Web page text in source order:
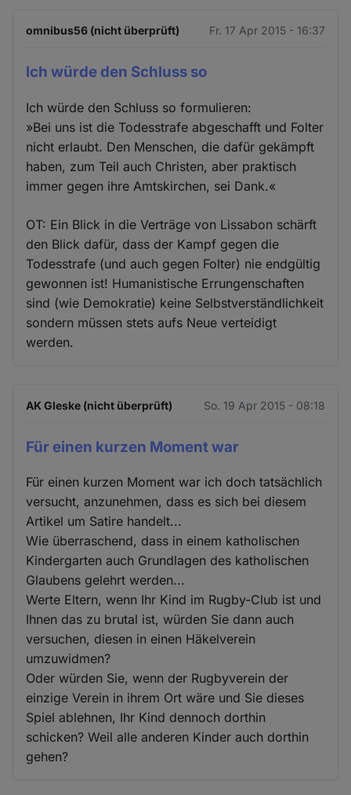
omnibus56 (nicht überprüft) Fr. 17 Apr 2015 - 16:37
Ich würde den Schluss so
Ich würde den Schluss so formulieren:
»Bei uns ist die Todesstrafe abgeschafft und Folter
nicht erlaubt. Den Menschen, die dafür gekämpft
haben, zum Teil auch Christen, aber praktisch
immer gegen ihre Amtskirchen, sei Dank.«
OT: Ein Blick in die Verträge von Lissabon schärft
den Blick dafür, dass der Kampf gegen die
Todesstrafe (und auch gegen Folter) nie endgültig
gewonnen ist! Humanistische Errungenschaften
sind (wie Demokratie) keine Selbstverständlichkeit
sondern müssen stets aufs Neue verteidigt
werden.
AK Gleske (nicht überprüft) So. 19 Apr 2015 - 08:18
Für einen kurzen Moment war
Für einen kurzen Moment war ich doch tatsächlich
versucht, anzunehmen, dass es sich bei diesem
Artikel um Satire handelt...
Wie überraschend, dass in einem katholischen
Kindergarten auch Grundlagen des katholischen
Glaubens gelehrt werden...
Werte Eltern, wenn Ihr Kind im Rugby-Club ist und
Ihnen das zu brutal ist, würden Sie dann auch
versuchen, diesen in einen Häkelverein
umzuwidmen?
Oder würden Sie, wenn der Rugbyverein der
einzige Verein in ihrem Ort wäre und Sie dieses
Spiel ablehnen, Ihr Kind dennoch dorthin
schicken? Weil alle anderen Kinder auch dorthin
gehen?